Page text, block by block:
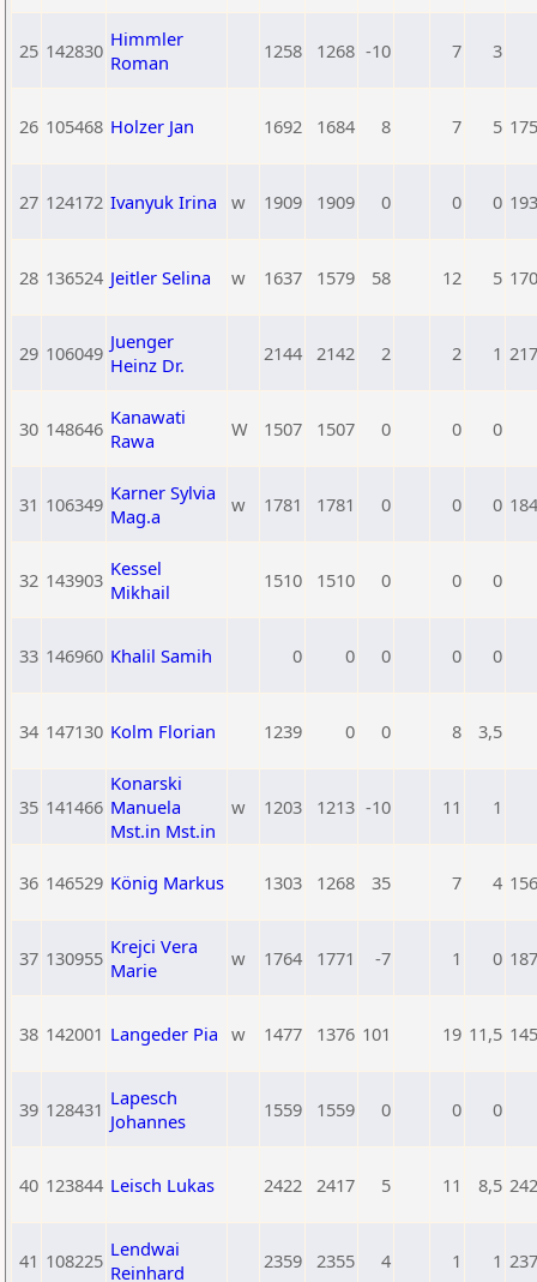
25 142830 Himmler
Roman
1258 1268 -10 7 3
26 105468 Holzer Jan 1692 1684 8 7 5
27 124172 Ivanyuk Irina w 1909 1909 0 0 0
28 136524 Jeitler Selina w 1637 1579 58 12 5
29 106049 Juenger
Heinz Dr.
2144 2142 2 2 1
30 148646 Kanawati
Rawa
W 1507 1507 0 0 0
31 106349 Karner Sylvia
Mag.a
w 1781 1781 0 0 0
32 143903 Kessel
Mikhail
1510 1510 0 0 0
33 146960 Khalil Samih 0 0 0 0 0
34 147130 Kolm Florian 1239 0 0 8 3,5
35 141466
Konarski
Manuela
Mst.in Mst.in
w 1203 1213 -10 11 1
36 146529 König Markus 1303 1268 35 7 4
37 130955 Krejci Vera
Marie
w 1764 1771 -7 1 0
38 142001 Langeder Pia w 1477 1376 101 19 11,5
39 128431 Lapesch
Johannes
1559 1559 0 0 0
40 123844 Leisch Lukas 2422 2417 5 11 8,5
41 108225 Lendwai
Reinhard
2359 2355 4 1 1